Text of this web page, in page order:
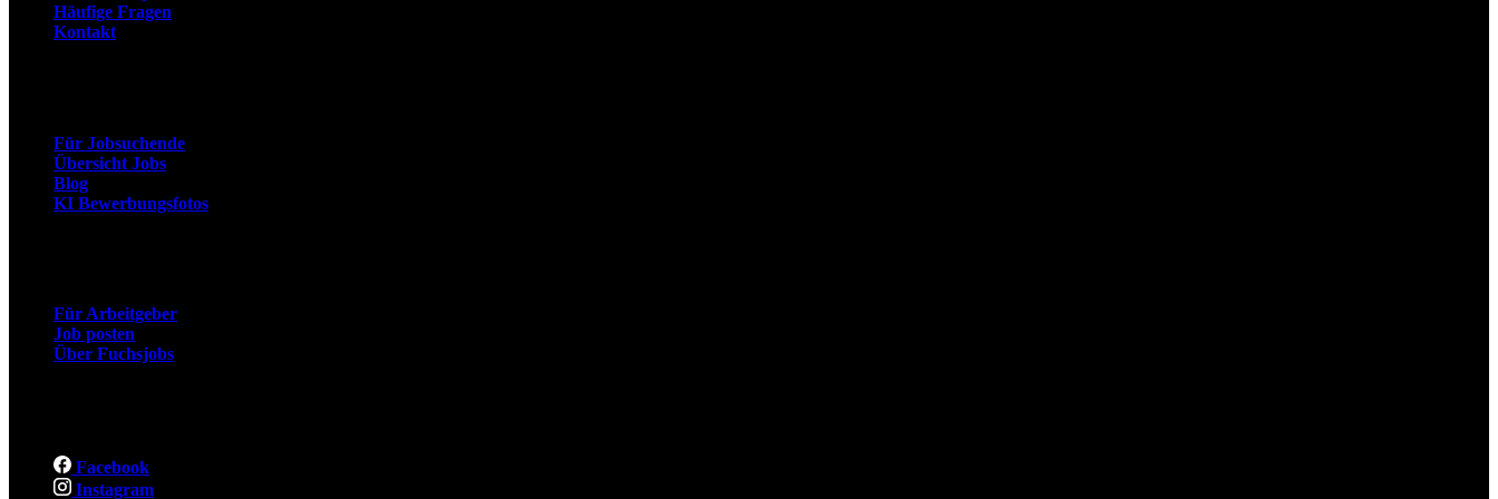
Häufige Fragen
Kontakt
Für Jobsuchende
Übersicht Jobs
Blog
KI Bewerbungsfotos
Für Arbeitgeber
Job posten
Über Fuchsjobs
Facebook
Instagram